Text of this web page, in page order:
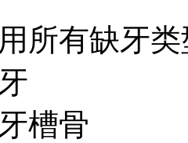
所有缺牙
槽骨